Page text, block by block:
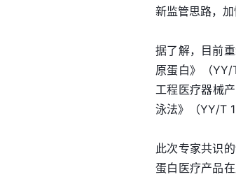
新监管思路，
据了解，目前
原蛋白》（
工程医疗器械
泳法》（YY/T
此次专家共识
蛋白医疗产品